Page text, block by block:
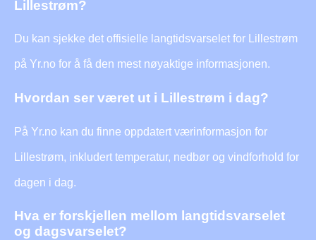
Lillestrøm?
Du kan sjekke det offisielle langtidsvarselet for Lillestrøm
på Yr.no for å få den mest nøyaktige informasjonen.
Hvordan ser været ut i Lillestrøm i dag?
På Yr.no kan du finne oppdatert værinformasjon for
Lillestrøm, inkludert temperatur, nedbør og vindforhold for
dagen i dag.
Hva er forskjellen mellom langtidsvarselet
og dagsvarselet?